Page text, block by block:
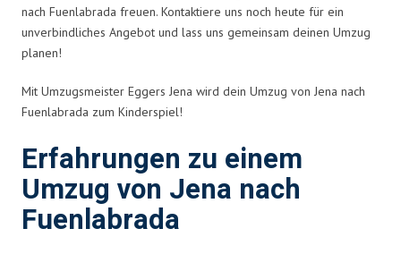
nach Fuenlabrada freuen. Kontaktiere uns noch heute für ein
unverbindliches Angebot und lass uns gemeinsam deinen Umzug
planen!
Mit Umzugsmeister Eggers Jena wird dein Umzug von Jena nach
Fuenlabrada zum Kinderspiel!
Erfahrungen zu einem
Umzug von Jena nach
Fuenlabrada